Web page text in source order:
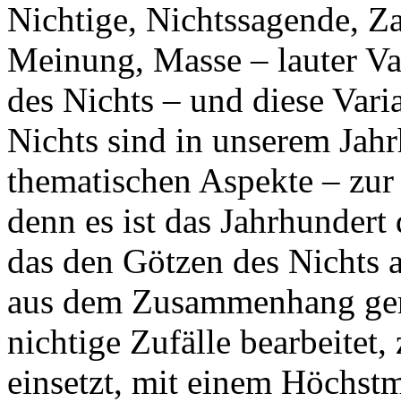
Nichtige, Nichtssagende,
Meinung, Masse – lauter
des Nichts – und diese
Nichts sind in unserem
thematischen Aspekte –
denn es ist das
das den Götzen des
aus dem Zusammenhang
nichtige Zufälle
einsetzt, mit einem